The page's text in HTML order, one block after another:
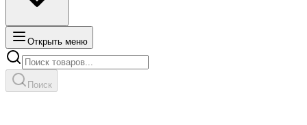
Открыть меню
Поиск